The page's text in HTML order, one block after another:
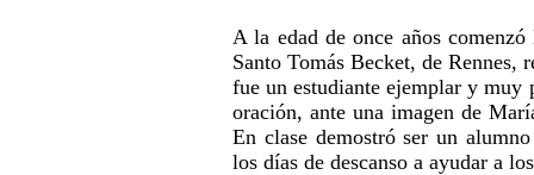
A la edad de once años
Santo Tomás Becket, de Rennes,
fue un estudiante ejemplar y muy
oración, ante una imagen de
En clase demostró ser un
los días de descanso a ayudar a